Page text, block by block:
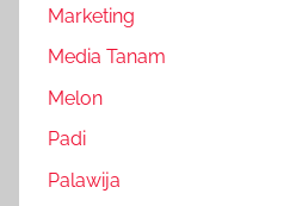
Marketing
Media Tanam
Melon
Padi
Palawija